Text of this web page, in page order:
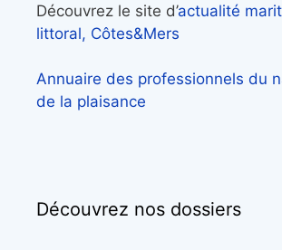
Découvrez le site d’actualité
littoral, Côtes&Mers
Annuaire des professionnels du
de la plaisance
Découvrez nos dossiers